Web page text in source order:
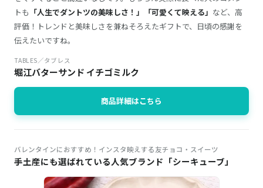
トも 「人生でダントツの美味しさ！」「可愛くて映える」 など、高
評価！トレンドと美味しさを兼ねそろえたギフトで、日頃の感謝を
伝えたいですね。
TABLES／タブレス
堀江バターサンド イチゴミルク
商品詳細はこちら
バレンタインにおすすめ！インスタ映えする友チョコ・スイーツ
手土産にも選ばれている人気ブランド「シーキューブ」